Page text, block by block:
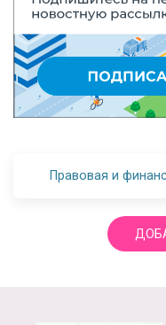
Правовая и